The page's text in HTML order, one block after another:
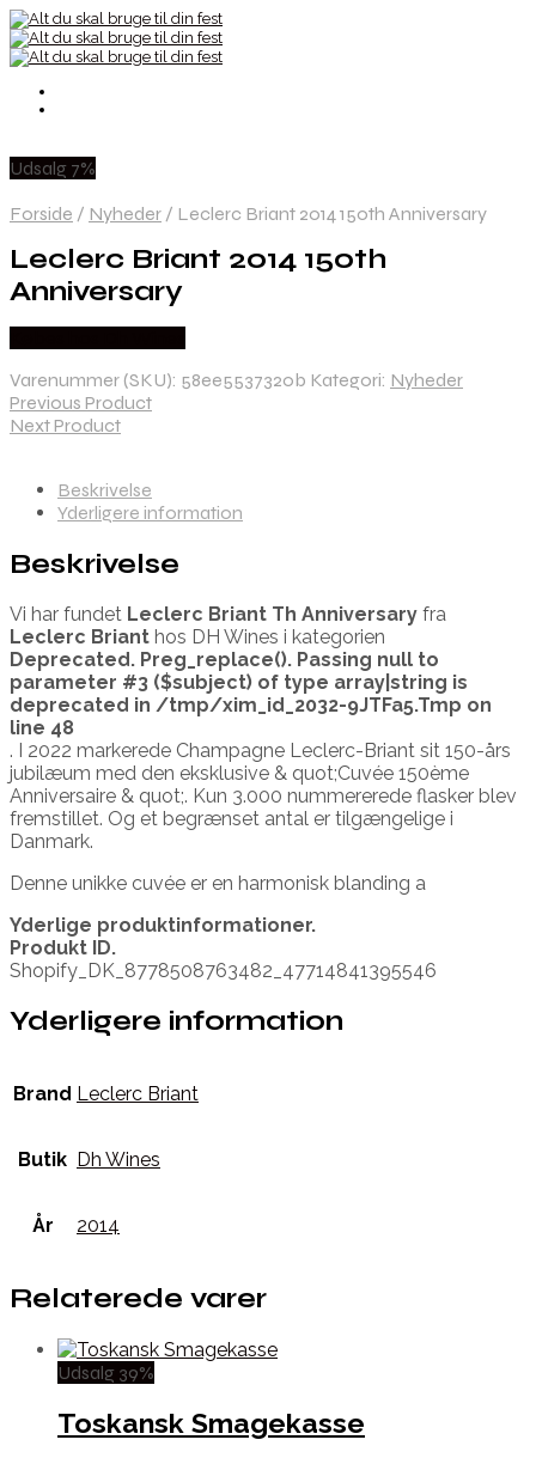
Udsalg 7%
Forside / Nyheder / Leclerc Briant 2014 150th Anniversary
Leclerc Briant 2014 150th
Anniversary
Varenummer (SKU): 58ee5537320b Kategori: Nyheder
Previous Product
Next Product
Beskrivelse
Yderligere information
Beskrivelse
Vi har fundet Leclerc Briant Th Anniversary fra
Leclerc Briant hos DH Wines i kategorien
Deprecated. Preg_replace(). Passing null to
parameter #3 ($subject) of type array|string is
deprecated in /tmp/xim_id_2032-9JTFa5.Tmp on
line 48
. I 2022 markerede Champagne Leclerc-Briant sit 150-års
jubilæum med den eksklusive & quot;Cuvée 150ème
Anniversaire & quot;. Kun 3.000 nummererede flasker blev
fremstillet. Og et begrænset antal er tilgængelige i
Danmark.
Denne unikke cuvée er en harmonisk blanding a
Yderlige produktinformationer.
Produkt ID.
Shopify_DK_8778508763482_47714841395546
Yderligere information
Brand Leclerc Briant
Butik Dh Wines
År 2014
Relaterede varer
Udsalg 39%
Toskansk Smagekasse